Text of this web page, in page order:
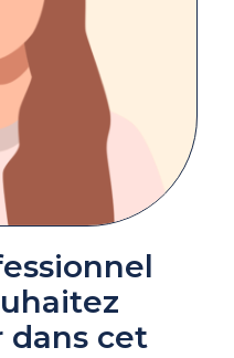
dans cet